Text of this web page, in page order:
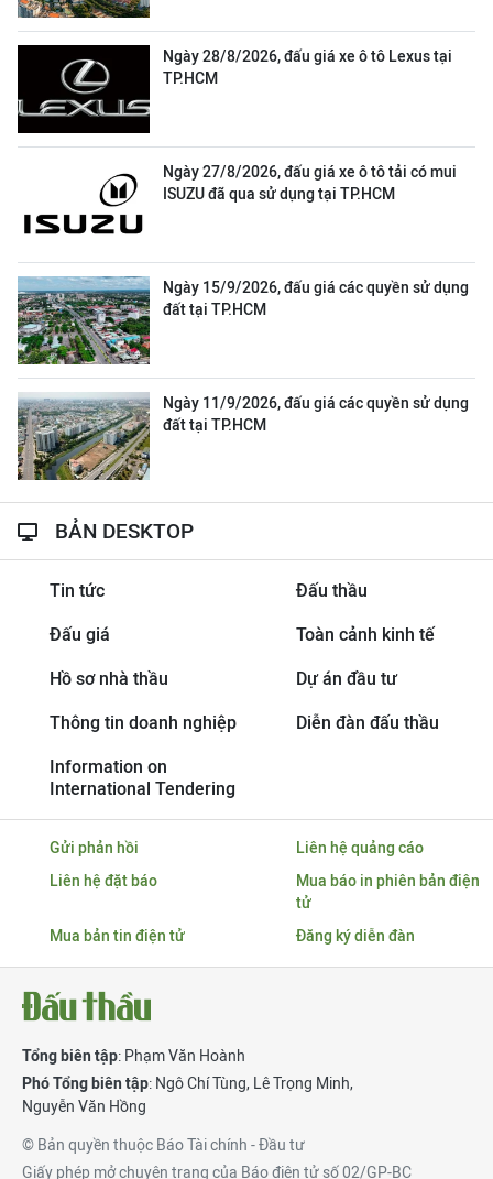
Ngày 28/8/2026, đấu giá xe ô tô Lexus tại
TP.HCM
Ngày 27/8/2026, đấu giá xe ô tô tải có mui
ISUZU đã qua sử dụng tại TP.HCM
Ngày 15/9/2026, đấu giá các quyền sử dụng
đất tại TP.HCM
Ngày 11/9/2026, đấu giá các quyền sử dụng
đất tại TP.HCM
BẢN DESKTOP
Tin tức Đấu thầu
Đấu giá Toàn cảnh kinh tế
Hồ sơ nhà thầu Dự án đầu tư
Thông tin doanh nghiệp Diễn đàn đấu thầu
Information on
International Tendering
Gửi phản hồi
Liên hệ quảng cáo
Liên hệ đặt báo
Mua báo in phiên bản điện
tử
Mua bản tin điện tử
Đăng ký diễn đàn
Tổng biên tập: Phạm Văn Hoành
Phó Tổng biên tập: Ngô Chí Tùng, Lê Trọng Minh,
Nguyễn Văn Hồng
© Bản quyền thuộc Báo Tài chính - Đầu tư
Giấy phép mở chuyên trang của Báo điện tử số 02/GP-BC